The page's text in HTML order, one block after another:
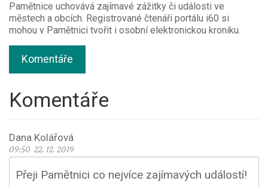
Pamětnice uchovává zajímavé zážitky či události ve
městech a obcích. Registrované čtenáři portálu i60 si
mohou v Pamětnici tvořit i osobní elektronickou kroniku.
Komentáře
Komentáře
Dana Kolářová
09:50 22. 12. 2019
Přeji Pamětnici co nejvíce zajímavých událostí!